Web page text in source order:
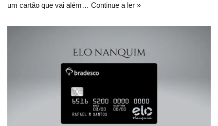
um cartão que vai além… Continue a ler »